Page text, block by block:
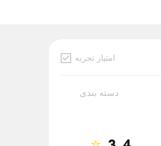
امتیاز تجربه
دسته بندی